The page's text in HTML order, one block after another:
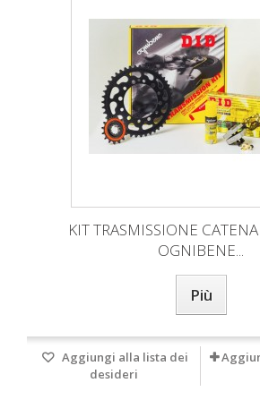
KIT TRASMISSIONE
OGNIBENE...
Più
Aggiungi alla lista dei
desideri